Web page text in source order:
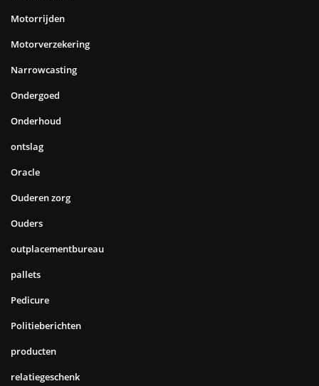
Motorrijden
Motorverzekering
Narrowcasting
Ondergoed
Onderhoud
ontslag
Oracle
Ouderen zorg
Ouders
outplacementbureau
pallets
Pedicure
Politieberichten
producten
relatiegeschenk